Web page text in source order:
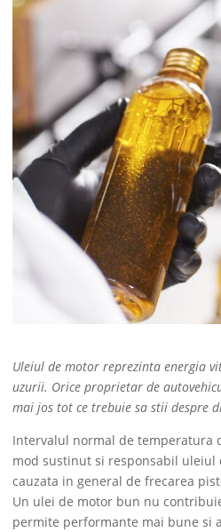
Uleiul de motor reprezinta energia
uzurii. Orice proprietar de
mai jos tot ce trebuie sa stii despre
Intervalul normal de temperatura
mod sustinut si responsabil uleiul
cauzata in general de frecarea
Un ulei de motor bun nu
permite performante mai bune si